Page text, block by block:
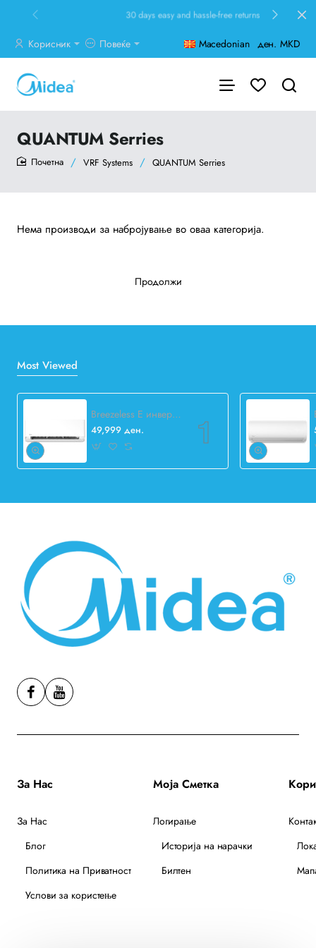
30 days easy and hassle-free returns
Корисник Повеќе Macedonian ден. MKD
QUANTUM Serries
VRF Systems QUANTUM Serries
Нема производи за набројување во оваа категорија.
Продолжи
Most Viewed
Breezeless E инвертер 12.000 BTU
49,999 ден.
За Нас
За Нас
Блог
Политика на Приватност
Услови за користење
Моја Сметка
Логирање
Историја на нарачки
Билтен